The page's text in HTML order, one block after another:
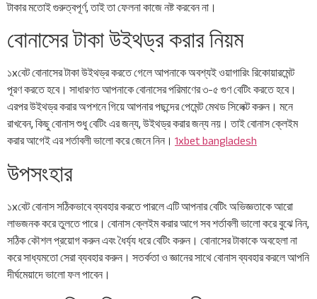
টাকার মতোই গুরুত্বপূর্ণ, তাই তা ফেলনা কাজে নষ্ট করবেন না।
বোনাসের টাকা উইথড্র করার নিয়ম
১xবেট বোনাসের টাকা উইথড্র করতে গেলে আপনাকে অবশ্যই ওয়াগারিং রিকোয়ারমেন্ট
পূরণ করতে হবে। সাধারণত আপনাকে বোনাসের পরিমাণের ৩-৫ গুণ বেটিং করতে হবে।
এরপর উইথড্র করার অপশনে গিয়ে আপনার পছন্দের পেমেন্ট মেথড সিলেক্ট করুন। মনে
রাখবেন, কিছু বোনাস শুধু বেটিং এর জন্য, উইথড্র করার জন্য নয়। তাই বোনাস ক্লেইম
করার আগেই এর শর্তাবলী ভালো করে জেনে নিন। 1xbet bangladesh
উপসংহার
১xবেট বোনাস সঠিকভাবে ব্যবহার করতে পারলে এটি আপনার বেটিং অভিজ্ঞতাকে আরো
লাভজনক করে তুলতে পারে। বোনাস ক্লেইম করার আগে সব শর্তাবলী ভালো করে বুঝে নিন,
সঠিক কৌশল প্রয়োগ করুন এবং ধৈর্য্য ধরে বেটিং করুন। বোনাসের টাকাকে অবহেলা না
করে সাধ্যমতো সেরা ব্যবহার করুন। সতর্কতা ও জ্ঞানের সাথে বোনাস ব্যবহার করলে আপনি
দীর্ঘমেয়াদে ভালো ফল পাবেন।